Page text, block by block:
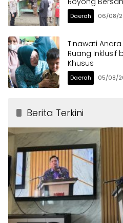
Daerah 06/08/
Tinawati
Ruang Inklusif
Khusus
Daerah 05/08/
Berita Terkini